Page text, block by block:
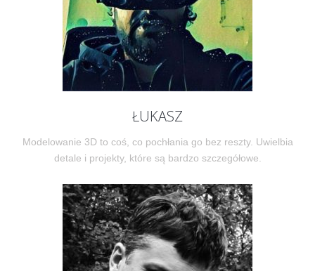
ŁUKASZ
Modelowanie 3D to coś, co pochłania go bez reszty. Uwielbia
detale i projekty, które są bardzo szczegółowe.